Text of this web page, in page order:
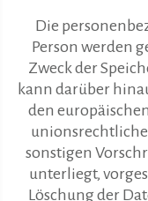
Die
Person werden
Zweck der
kann darüber
den
sonstigen
unterliegt,
Löschung der